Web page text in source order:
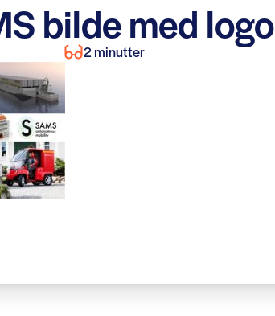
bilde med logo
2 minutter